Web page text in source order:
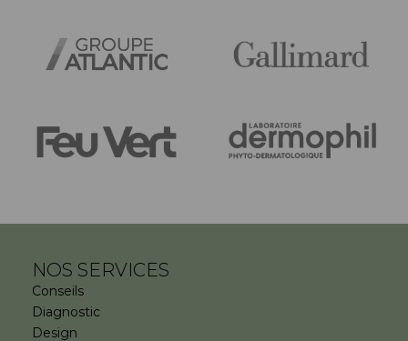
NOS SERVICES
Conseils
Diagnostic
Design